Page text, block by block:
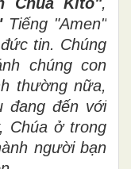
Tiếng "Amen"
tin. Chúng
chúng con
thường nữa,
đang đến với
Chúa ở trong
người bạn